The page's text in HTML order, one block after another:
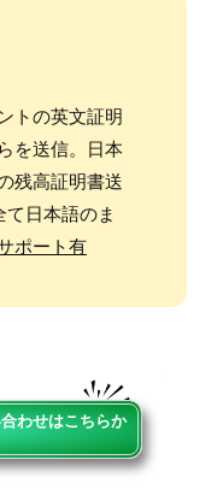
トの英文証明
を送信。日本
残高証明書送
日本語のま
ポート有
わせはこちらか